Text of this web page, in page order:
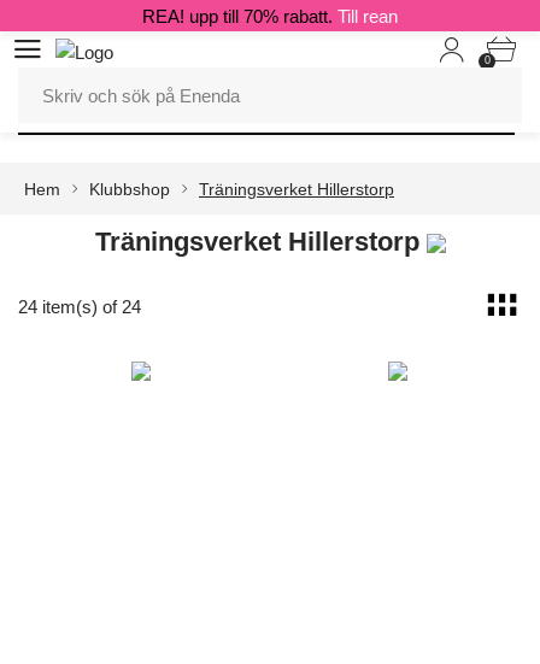
0
REA! upp till 70% rabatt. Till rean
Hem Klubbshop Träningsverket Hillerstorp
Träningsverket Hillerstorp
24 item(s) of 24